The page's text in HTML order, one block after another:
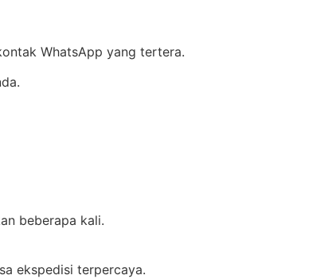
WhatsApp yang tertera.
beberapa kali.
ekspedisi terpercaya.